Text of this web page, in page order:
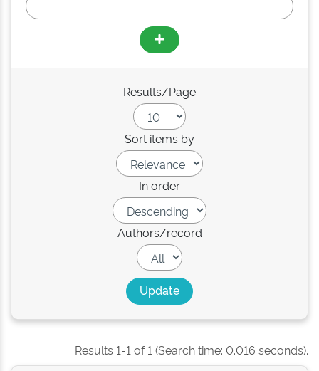
Results/Page
Sort items by
In order
Authors/record
Results 1-1 of 1 (Search time: 0.016 seconds).